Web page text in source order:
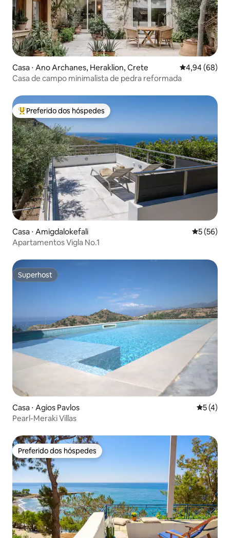
Casa ⋅ Ano Archanes, Heraklion, Crete 4,94 de uma
4,94 (68)
Casa de campo minimalista de pedra reformada
Entre os melhores preferidos dos hóspedes
Preferido dos hóspedes
Casa ⋅ Amigdalokefali 5 de uma
5 (56)
Apartamentos Vigla No.1
Superhost
Superhost
Casa ⋅ Agios Pavlos 5 de
5 (4)
Pearl-Meraki Villas
Preferido dos hóspedes
Preferido dos hóspedes